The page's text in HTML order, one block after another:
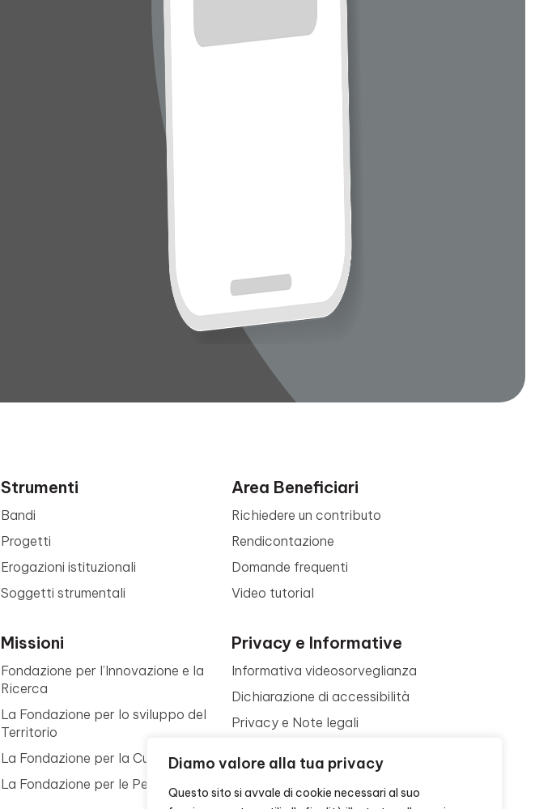
Diamo valore alla tua privacy
Questo sito si avvale di cookie necessari al suo
Strumenti
Bandi
Progetti
Erogazioni istituzionali
Soggetti strumentali
Missioni
Fondazione per l’Innovazione e la
Ricerca
La Fondazione per lo sviluppo del
Territorio
La Fondazione per la Cultura
La Fondazione per le Persone
Area Beneficiari
Richiedere un contributo
Rendicontazione
Domande frequenti
Video tutorial
Privacy e Informative
Informativa videosorveglianza
Dichiarazione di accessibilità
Privacy e Note legali
Contattaci